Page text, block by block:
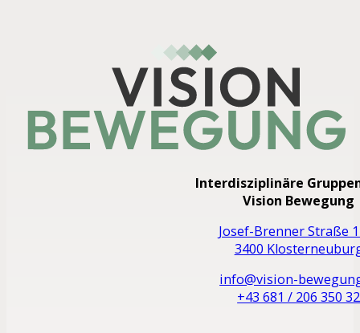
Interdisziplinäre
Vision Bewegung
Josef-Brenner Straße
3400
info@vision-
+43 681 / 206 350 32